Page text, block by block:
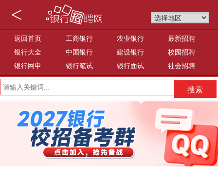
<
返回首页 工商银行 农业银行
最新招聘
银行大全
中国银行 建设银行
校园招聘
银行网申
银行笔试 银行面试 社会招聘